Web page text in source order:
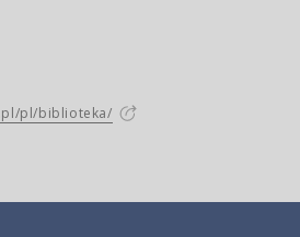
pl/biblioteka/